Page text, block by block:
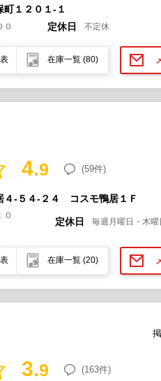
１２０１-１
０ 定休日 不定休
在庫一覧 (80)
4.9 (59件)
４-５４-２４ コスモ鴨居１Ｆ
０
定休日 毎週月曜日・木曜
在庫一覧 (20)
3.9 (163件)